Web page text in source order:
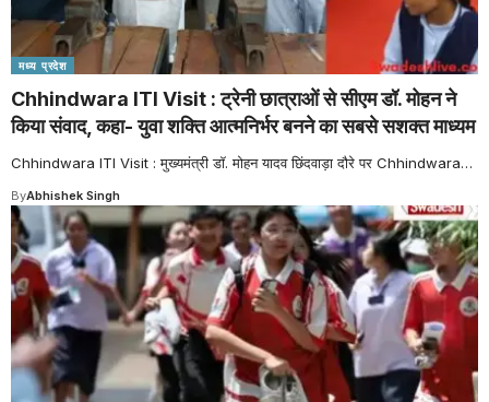
मध्य प्रदेश
Chhindwara ITI Visit : ट्रेनी छात्राओं से सीएम डॉ. मोहन ने
किया संवाद, कहा- युवा शक्ति आत्मनिर्भर बनने का सबसे सशक्त माध्यम
Chhindwara ITI Visit : मुख्यमंत्री डॉ. मोहन यादव छिंदवाड़ा दौरे पर Chhindwara…
ByAbhishek Singh